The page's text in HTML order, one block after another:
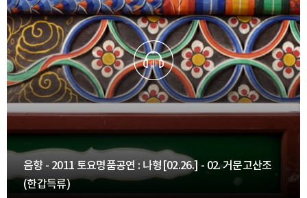
음향 - 2011 토요명품공연 : 나형[02.26.] - 02. 거문고산조
(한갑득류)